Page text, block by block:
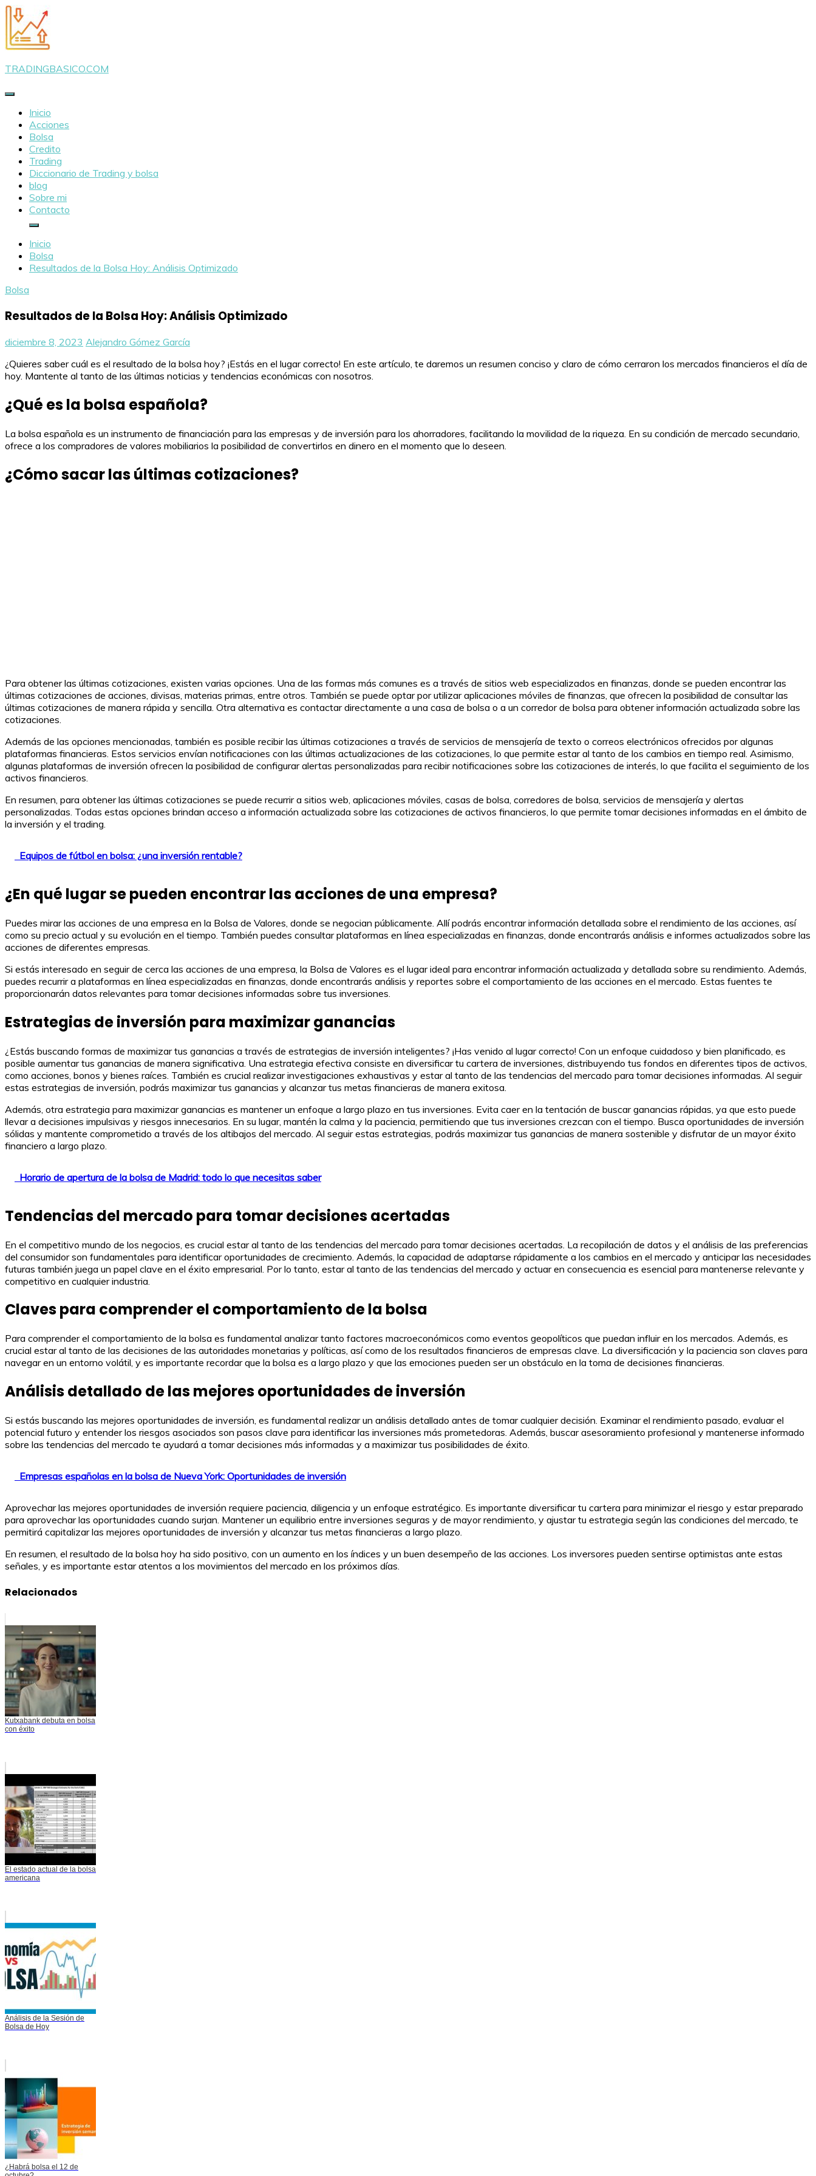
Saltar
al
contenido
TRADINGBASICO.COM
Inicio
Acciones
Bolsa
Credito
Trading
Diccionario de Trading y bolsa
blog
Sobre mi
Contacto
Inicio
Bolsa
Resultados de la Bolsa Hoy: Análisis Optimizado
Bolsa
Resultados de la Bolsa Hoy: Análisis Optimizado
diciembre 8, 2023 Alejandro Gómez García
¿Quieres saber cuál es el resultado de la bolsa hoy? ¡Estás en el lugar correcto! En este artículo, te daremos un resumen conciso y claro de cómo cerraron los mercados financieros el día de
hoy. Mantente al tanto de las últimas noticias y tendencias económicas con nosotros.
¿Qué es la bolsa española?
La bolsa española es un instrumento de financiación para las empresas y de inversión para los ahorradores, facilitando la movilidad de la riqueza. En su condición de mercado secundario,
ofrece a los compradores de valores mobiliarios la posibilidad de convertirlos en dinero en el momento que lo deseen.
¿Cómo sacar las últimas cotizaciones?
Para obtener las últimas cotizaciones, existen varias opciones. Una de las formas más comunes es a través de sitios web especializados en finanzas, donde se pueden encontrar las
últimas cotizaciones de acciones, divisas, materias primas, entre otros. También se puede optar por utilizar aplicaciones móviles de finanzas, que ofrecen la posibilidad de consultar las
últimas cotizaciones de manera rápida y sencilla. Otra alternativa es contactar directamente a una casa de bolsa o a un corredor de bolsa para obtener información actualizada sobre las
cotizaciones.
Además de las opciones mencionadas, también es posible recibir las últimas cotizaciones a través de servicios de mensajería de texto o correos electrónicos ofrecidos por algunas
plataformas financieras. Estos servicios envían notificaciones con las últimas actualizaciones de las cotizaciones, lo que permite estar al tanto de los cambios en tiempo real. Asimismo,
algunas plataformas de inversión ofrecen la posibilidad de configurar alertas personalizadas para recibir notificaciones sobre las cotizaciones de interés, lo que facilita el seguimiento de los
activos financieros.
En resumen, para obtener las últimas cotizaciones se puede recurrir a sitios web, aplicaciones móviles, casas de bolsa, corredores de bolsa, servicios de mensajería y alertas
personalizadas. Todas estas opciones brindan acceso a información actualizada sobre las cotizaciones de activos financieros, lo que permite tomar decisiones informadas en el ámbito de
la inversión y el trading.
Equipos de fútbol en bolsa: ¿una inversión rentable?
¿En qué lugar se pueden encontrar las acciones de una empresa?
Puedes mirar las acciones de una empresa en la Bolsa de Valores, donde se negocian públicamente. Allí podrás encontrar información detallada sobre el rendimiento de las acciones, así
como su precio actual y su evolución en el tiempo. También puedes consultar plataformas en línea especializadas en finanzas, donde encontrarás análisis e informes actualizados sobre las
acciones de diferentes empresas.
Si estás interesado en seguir de cerca las acciones de una empresa, la Bolsa de Valores es el lugar ideal para encontrar información actualizada y detallada sobre su rendimiento. Además,
puedes recurrir a plataformas en línea especializadas en finanzas, donde encontrarás análisis y reportes sobre el comportamiento de las acciones en el mercado. Estas fuentes te
proporcionarán datos relevantes para tomar decisiones informadas sobre tus inversiones.
Estrategias de inversión para maximizar ganancias
¿Estás buscando formas de maximizar tus ganancias a través de estrategias de inversión inteligentes? ¡Has venido al lugar correcto! Con un enfoque cuidadoso y bien planificado, es
posible aumentar tus ganancias de manera significativa. Una estrategia efectiva consiste en diversificar tu cartera de inversiones, distribuyendo tus fondos en diferentes tipos de activos,
como acciones, bonos y bienes raíces. También es crucial realizar investigaciones exhaustivas y estar al tanto de las tendencias del mercado para tomar decisiones informadas. Al seguir
estas estrategias de inversión, podrás maximizar tus ganancias y alcanzar tus metas financieras de manera exitosa.
Además, otra estrategia para maximizar ganancias es mantener un enfoque a largo plazo en tus inversiones. Evita caer en la tentación de buscar ganancias rápidas, ya que esto puede
llevar a decisiones impulsivas y riesgos innecesarios. En su lugar, mantén la calma y la paciencia, permitiendo que tus inversiones crezcan con el tiempo. Busca oportunidades de inversión
sólidas y mantente comprometido a través de los altibajos del mercado. Al seguir estas estrategias, podrás maximizar tus ganancias de manera sostenible y disfrutar de un mayor éxito
financiero a largo plazo.
Horario de apertura de la bolsa de Madrid: todo lo que necesitas saber
Tendencias del mercado para tomar decisiones acertadas
En el competitivo mundo de los negocios, es crucial estar al tanto de las tendencias del mercado para tomar decisiones acertadas. La recopilación de datos y el análisis de las preferencias
del consumidor son fundamentales para identificar oportunidades de crecimiento. Además, la capacidad de adaptarse rápidamente a los cambios en el mercado y anticipar las necesidades
futuras también juega un papel clave en el éxito empresarial. Por lo tanto, estar al tanto de las tendencias del mercado y actuar en consecuencia es esencial para mantenerse relevante y
competitivo en cualquier industria.
Claves para comprender el comportamiento de la bolsa
Para comprender el comportamiento de la bolsa es fundamental analizar tanto factores macroeconómicos como eventos geopolíticos que puedan influir en los mercados. Además, es
crucial estar al tanto de las decisiones de las autoridades monetarias y políticas, así como de los resultados financieros de empresas clave. La diversificación y la paciencia son claves para
navegar en un entorno volátil, y es importante recordar que la bolsa es a largo plazo y que las emociones pueden ser un obstáculo en la toma de decisiones financieras.
Análisis detallado de las mejores oportunidades de inversión
Si estás buscando las mejores oportunidades de inversión, es fundamental realizar un análisis detallado antes de tomar cualquier decisión. Examinar el rendimiento pasado, evaluar el
potencial futuro y entender los riesgos asociados son pasos clave para identificar las inversiones más prometedoras. Además, buscar asesoramiento profesional y mantenerse informado
sobre las tendencias del mercado te ayudará a tomar decisiones más informadas y a maximizar tus posibilidades de éxito.
Empresas españolas en la bolsa de Nueva York: Oportunidades de inversión
Aprovechar las mejores oportunidades de inversión requiere paciencia, diligencia y un enfoque estratégico. Es importante diversificar tu cartera para minimizar el riesgo y estar preparado
para aprovechar las oportunidades cuando surjan. Mantener un equilibrio entre inversiones seguras y de mayor rendimiento, y ajustar tu estrategia según las condiciones del mercado, te
permitirá capitalizar las mejores oportunidades de inversión y alcanzar tus metas financieras a largo plazo.
En resumen, el resultado de la bolsa hoy ha sido positivo, con un aumento en los índices y un buen desempeño de las acciones. Los inversores pueden sentirse optimistas ante estas
señales, y es importante estar atentos a los movimientos del mercado en los próximos días.
Relacionados
Kutxabank debuta en bolsa
con éxito
El estado actual de la bolsa
americana
Análisis de la Sesión de
Bolsa de Hoy
¿Habrá bolsa el 12 de